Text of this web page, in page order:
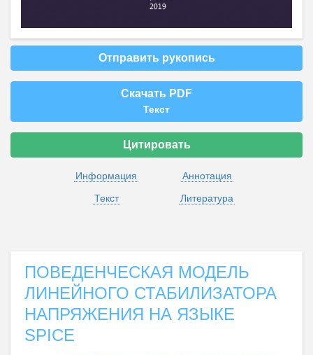
Отправить рукопись
Скачать PDF
Текст
Цитировать
Информация
Аннотация
Текст
Литература
ПОВЕДЕНЧЕСКАЯ МОДЕЛЬ
ЛИНЕЙНОГО СТАБИЛИЗАТОРА
НАПРЯЖЕНИЯ НА ЯЗЫКЕ
SPICE